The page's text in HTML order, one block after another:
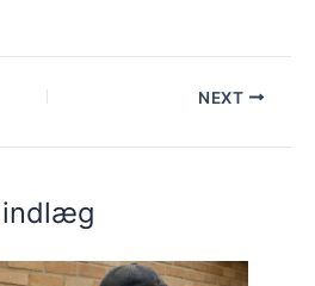
NEXT
indlæg